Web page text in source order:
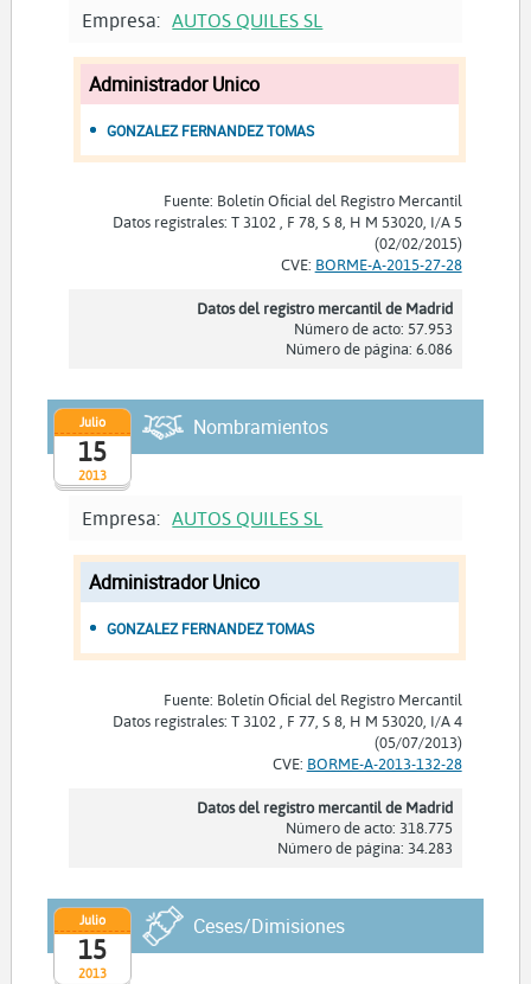
Empresa: AUTOS QUILES SL
Administrador Unico
GONZALEZ FERNANDEZ TOMAS
Fuente: Boletín Oficial del Registro Mercantil
Datos registrales: T 3102 , F 78, S 8, H M 53020, I/A 5
(02/02/2015)
CVE: BORME-A-2015-27-28
Datos del registro mercantil de Madrid
Número de acto: 57.953
Número de página: 6.086
2013
Julio
15
Nombramientos
Empresa: AUTOS QUILES SL
Administrador Unico
GONZALEZ FERNANDEZ TOMAS
Fuente: Boletín Oficial del Registro Mercantil
Datos registrales: T 3102 , F 77, S 8, H M 53020, I/A 4
(05/07/2013)
CVE: BORME-A-2013-132-28
Datos del registro mercantil de Madrid
Número de acto: 318.775
Número de página: 34.283
2013
Julio
15
Ceses/Dimisiones